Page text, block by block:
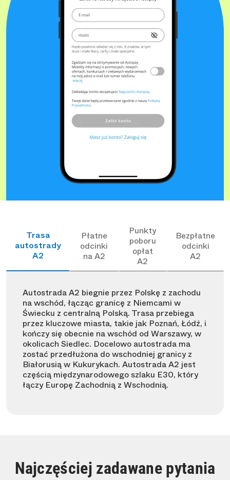
Trasa
autostrady
A2
Płatne
odcinki
na A2
Punkty
poboru
opłat
A2
Bezpłatne
odcinki
A2
Autostrada A2 biegnie przez Polskę z zachodu
na wschód, łącząc granicę z Niemcami w
Świecku z centralną Polską. Trasa przebiega
przez kluczowe miasta, takie jak Poznań, Łódź, i
kończy się obecnie na wschód od Warszawy, w
okolicach Siedlec. Docelowo autostrada ma
zostać przedłużona do wschodniej granicy z
Białorusią w Kukurykach. Autostrada A2 jest
częścią międzynarodowego szlaku E30, który
łączy Europę Zachodnią z Wschodnią.
Najczęściej zadawane pytania